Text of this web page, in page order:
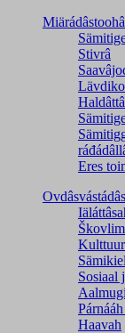
Stivrâ
Eres
Kulttuur
Sosiaal
Haavah